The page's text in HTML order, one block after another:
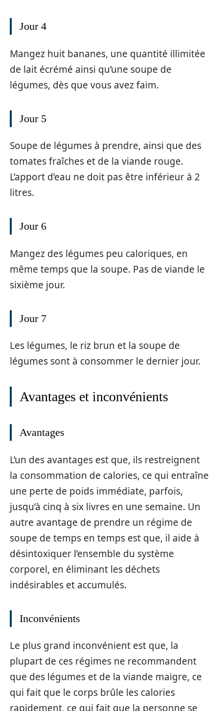
Jour 4
Mangez huit bananes, une quantité illimitée
de lait écrémé ainsi qu’une soupe de
légumes, dès que vous avez faim.
Jour 5
Soupe de légumes à prendre, ainsi que des
tomates fraîches et de la viande rouge.
L’apport d’eau ne doit pas être inférieur à 2
litres.
Jour 6
Mangez des légumes peu caloriques, en
même temps que la soupe. Pas de viande le
sixième jour.
Jour 7
Les légumes, le riz brun et la soupe de
légumes sont à consommer le dernier jour.
Avantages et inconvénients
Avantages
L’un des avantages est que, ils restreignent
la consommation de calories, ce qui entraîne
une perte de poids immédiate, parfois,
jusqu’à cinq à six livres en une semaine. Un
autre avantage de prendre un régime de
soupe de temps en temps est que, il aide à
désintoxiquer l’ensemble du système
corporel, en éliminant les déchets
indésirables et accumulés.
Inconvénients
Le plus grand inconvénient est que, la
plupart de ces régimes ne recommandent
que des légumes et de la viande maigre, ce
qui fait que le corps brûle les calories
rapidement, ce qui fait que la personne se